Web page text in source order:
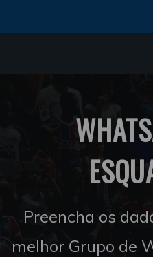
Preencha os
melhor Grupo de